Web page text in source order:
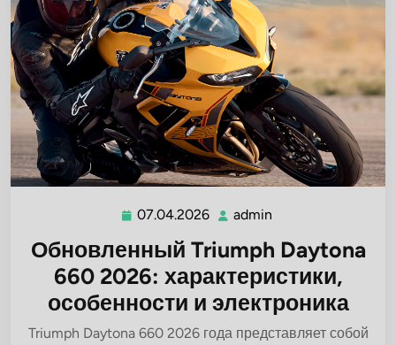
07.04.2026 07.04.2026
admin
Обновленный Triumph Daytona
660 2026: характеристики,
особенности и электроника
Triumph Daytona 660 2026 года представляет собой